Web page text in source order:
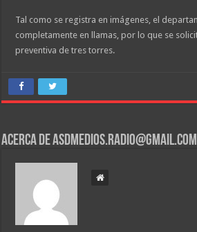
Tal como se registra en imágenes, el
completamente en llamas, por lo que se
preventiva de tres torres.
Acerca de asdmedios.radio@gmail.com